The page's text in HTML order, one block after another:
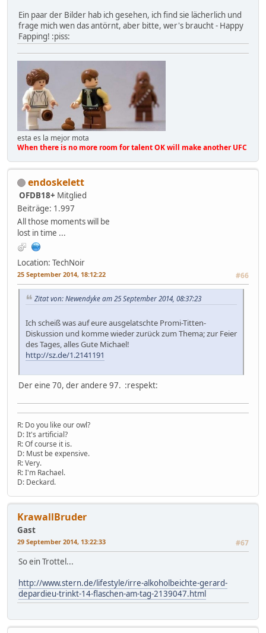
Ein paar der Bilder hab ich gesehen, ich find sie lächerlich und
frage mich wen das antörnt, aber bitte, wer's braucht - Happy
Fapping! :piss:
esta es la mejor mota
When there is no more room for talent OK will make another UFC
endoskelett
OFDB18+ Mitglied
Beiträge: 1.997
All those moments will be
lost in time ...
Location: TechNoir
25 September 2014, 18:12:22 #66
Zitat von: Newendyke am 25 September 2014, 08:37:23
Ich scheiß was auf eure ausgelatschte Promi-Titten-
Diskussion und komme wieder zurück zum Thema; zur Feier
des Tages, alles Gute Michael!
http://sz.de/1.2141191
Der eine 70, der andere 97. :respekt:
R: Do you like our owl?
D: It's artificial?
R: Of course it is.
D: Must be expensive.
R: Very.
R: I'm Rachael.
D: Deckard.
KrawallBruder
Gast
29 September 2014, 13:22:33 #67
So ein Trottel...
http://www.stern.de/lifestyle/irre-alkoholbeichte-gerard-
depardieu-trinkt-14-flaschen-am-tag-2139047.html